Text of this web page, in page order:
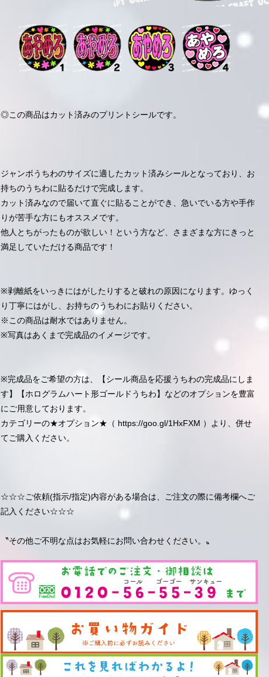
◎この商品はカット済みのプリントシールです。
ジャンボうちわのサイズに適したカット済みシールとなっており、お
持ちのうちわに貼るだけで完成します。
カット済みなので届いて直ぐに貼ることができ、急いでいる方や手作
りが苦手な方にもオススメです。
他人とちがったものが欲しい！という方など、さまざまな方にきっと
満足していただける商品です！
※剥離紙をいっきにはがしたりすると破れの原因になります。ゆっく
り丁寧にはがし、お持ちのうちわにお貼りください。
※この商品は耐水ではありません。
※写真はあくまで完成品のイメージです。
※完成品をご希望の方は、【シール商品を応援うちわの完成品にしま
す】【ホログラムハート形ゴールドうちわ】などのオプションを豊富
にご用意しております。
カテゴリーの★オプション★（ https://goo.gl/1HxFXM ）より、併せ
てご購入ください。
☆☆☆ご依頼(指示/指定)内容がある場合は、ご注文の際に備考欄へご
記入ください☆☆☆
〝その他ご不明な点はお気軽にお問い合わせください。〟